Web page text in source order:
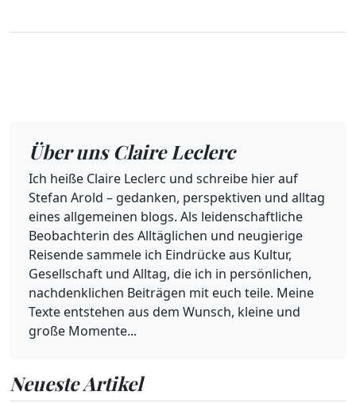
Über uns Claire Leclerc
Ich heiße Claire Leclerc und schreibe hier auf
Stefan Arold – gedanken, perspektiven und alltag
eines allgemeinen blogs. Als leidenschaftliche
Beobachterin des Alltäglichen und neugierige
Reisende sammele ich Eindrücke aus Kultur,
Gesellschaft und Alltag, die ich in persönlichen,
nachdenklichen Beiträgen mit euch teile. Meine
Texte entstehen aus dem Wunsch, kleine und
große Momente...
Neueste Artikel